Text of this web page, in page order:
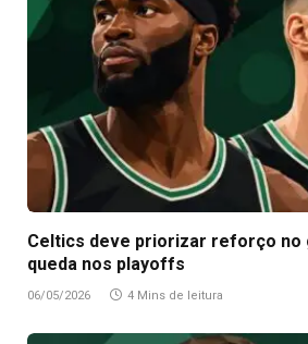
Celtics deve priorizar reforço no
queda nos playoffs
06/05/2026 4 Mins de leitura